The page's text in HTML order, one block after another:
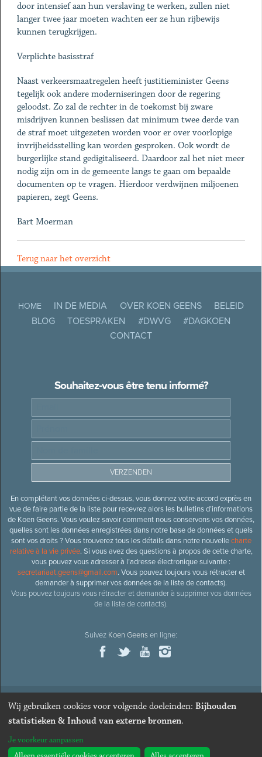
door intensief aan hun verslaving te werken, zullen niet
langer twee jaar moeten wachten eer ze hun rijbewijs
kunnen terugkrijgen.
Verplichte basisstraf
Naast verkeersmaatregelen heeft justitieminister Geens
tegelijk ook andere moderniseringen door de regering
geloodst. Zo zal de rechter in de toekomst bij zware
misdrijven kunnen beslissen dat minimum twee derde van
de straf moet uitgezeten worden voor er over voorlopige
invrijheidsstelling kan worden gesproken. Ook wordt de
burgerlijke stand gedigitaliseerd. Daardoor zal het niet meer
nodig zijn om in de gemeente langs te gaan om bepaalde
documenten op te vragen. Hierdoor verdwijnen miljoenen
papieren, zegt Geens.
Bart Moerman
Terug naar het overzicht
HOME IN DE MEDIA OVER KOEN GEENS
BELEID
BLOG
TOESPRAKEN #DWVG
#DAGKOEN
CONTACT
Souhaitez-vous être tenu informé?
En complétant vos données ci-dessus, vous donnez votre accord exprès en
vue de faire partie de la liste pour recevrez alors les bulletins d’informations
de Koen Geens. Vous voulez savoir comment nous conservons vos données,
quelles sont les données enregistrées dans notre base de données et quels
sont vos droits ? Vous trouverez tous les détails dans notre nouvellecharte
relative à la vie privée. Si vous avez des questions à propos de cette charte,
vous pouvez vous adresser à l’adresse électronique suivante :
secretariaat.geens@gmail.com. Vous pouvez toujours vous rétracter et
demander à supprimer vos données de la liste de contacts).
Vous pouvez toujours vous rétracter et demander à supprimer vos données
de la liste de contacts).
Suivez Koen Geensen ligne:
© 2026Ancien ministre et député honoraire
Webdesign & développement par Zenjoy de Louvain
Wij gebruiken cookies voor volgende doeleinden: Bijhouden
statistieken & Inhoud van externe bronnen.
Je voorkeur aanpassen